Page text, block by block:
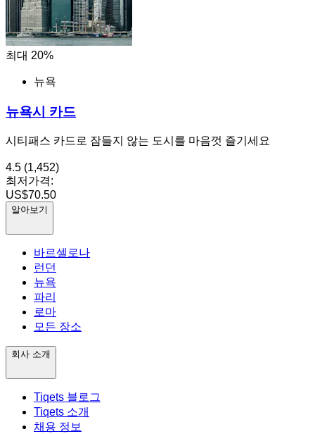
최대 20%
뉴욕
뉴욕시 카드
시티패스 카드로 잠들지 않는 도시를 마음껏 즐기세요
4.5 (1,452)
최저가격:
US$70.50
알아보기
바르셀로나
런던
뉴욕
파리
로마
모든 장소
회사 소개
Tiqets 블로그
Tiqets 소개
채용 정보